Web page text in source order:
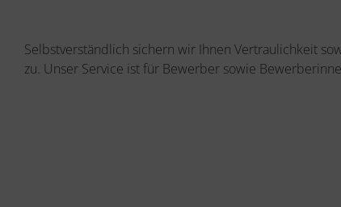
Selbstverständlich sichern wir Ihnen Vertraulichkeit
zu. Unser Service ist für Bewerber sowie